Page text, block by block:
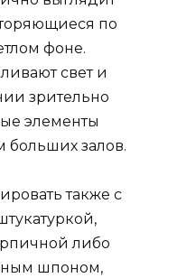
по
фоне.
свет и
зрительно
элементы
больших залов.
также с
либо
шпоном,